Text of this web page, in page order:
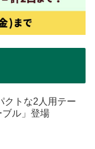
クトな2人用テー
ル」登場